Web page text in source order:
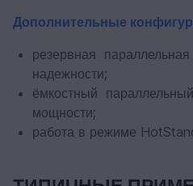
Дополнительные
резервная
надежности;
ёмкостный
мощности;
работа в режиме